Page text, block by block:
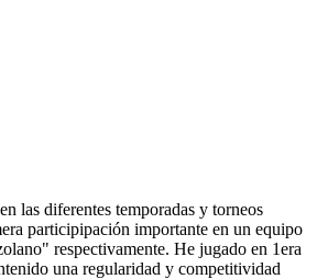
las diferentes temporadas y torneos
participipación importante en un equipo
respectivamente. He jugado en 1era
una regularidad y competitividad